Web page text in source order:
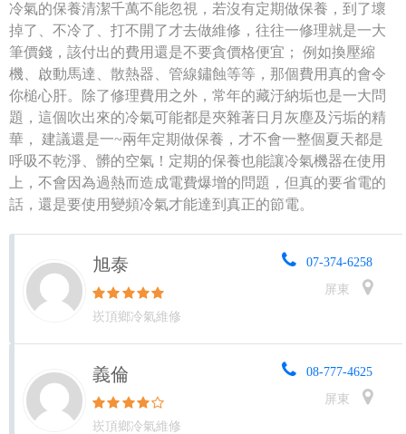
冷氣的保養清潔千萬不能忽視，若沒有定期做保養，到了壞
掉了、不冷了、打不開了才去做維修，往往一修理就是一大
筆價錢，該付出的費用還是不要貪價格便宜； 例如換壓縮
機、啟動馬達、散熱器、管線鏽蝕等等，那個費用真的會令
你槌心肝。除了修理費用之外，常年的藏汙納垢也是一大問
題，這個吹出來的冷氣可能都是夾雜著日月灰塵及污垢的精
華， 建議還是一~兩年定期做保養，才不會一整個夏天都是
呼吸不乾淨、髒的空氣！定期的保養也能讓冷氣機器在使用
上，不會因為過熱而造成電費爆增的問題，但真的要省電的
話，還是要使用變頻冷氣才能達到真正的節電。
旭泰
崁頂鄉冷氣維修
07-374-6258
屏東
義倫
崁頂鄉冷氣維修
08-777-4625
屏東